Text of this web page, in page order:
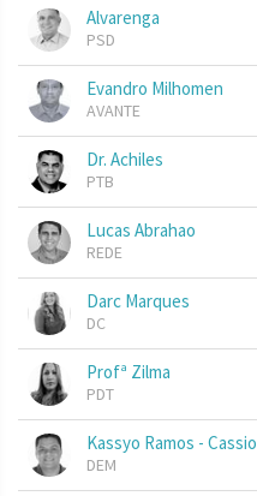
Alvarenga
PSD
Evandro Milhomen
AVANTE
Dr. Achiles
PTB
Lucas Abrahao
REDE
Darc Marques
DC
Profª Zilma
PDT
Kassyo Ramos - Cassio
DEM